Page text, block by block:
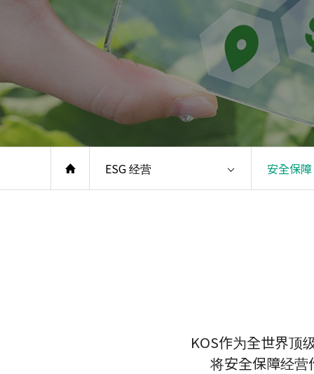
ESG 经营 安全保
KOS作为全世界顶
将安全保障经
VISION
沿革
CI
认证状态
公告